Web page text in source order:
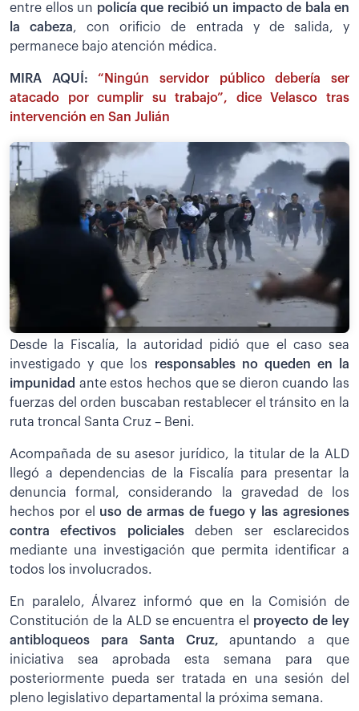
entre ellos un policía que recibió un impacto de bala en
la cabeza, con orificio de entrada y de salida, y
permanece bajo atención médica.
MIRA AQUÍ:“Ningún servidor público debería ser
atacado por cumplir su trabajo”, dice Velasco tras
intervención en San Julián
Desde la Fiscalía, la autoridad pidió que el caso sea
investigado y que los responsables no queden en la
impunidad ante estos hechos que se dieron cuando las
fuerzas del orden buscaban restablecer el tránsito en la
ruta troncal Santa Cruz – Beni.
Acompañada de su asesor jurídico, la titular de la ALD
llegó a dependencias de la Fiscalía para presentar la
denuncia formal, considerando la gravedad de los
hechos por el uso de armas de fuego y las agresiones
contra efectivos policialesdeben ser esclarecidos
mediante una investigación que permita identificar a
todos los involucrados.
En paralelo, Álvarez informó que en la Comisión de
Constitución de la ALD se encuentra el proyecto de ley
antibloqueos para Santa Cruz, apuntando a que
iniciativa sea aprobada esta semana para que
posteriormente pueda ser tratada en una sesión del
pleno legislativo departamental la próxima semana.